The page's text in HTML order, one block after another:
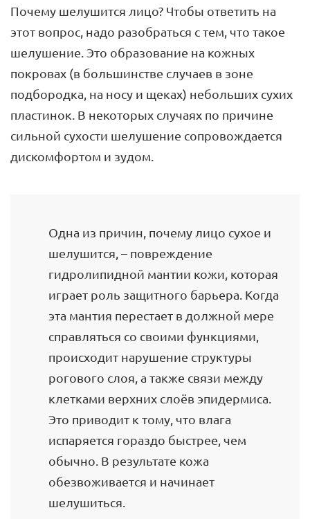
Почему шелушится лицо? Чтобы ответить на
этот вопрос, надо разобраться с тем, что такое
шелушение. Это образование на кожных
покровах (в большинстве случаев в зоне
подбородка, на носу и щеках) небольших сухих
пластинок. В некоторых случаях по причине
сильной сухости шелушение сопровождается
дискомфортом и зудом.
Одна из причин, почему лицо сухое и
шелушится, – повреждение
гидролипидной мантии кожи, которая
играет роль защитного барьера. Когда
эта мантия перестает в должной мере
справляться со своими функциями,
происходит нарушение структуры
рогового слоя, а также связи между
клетками верхних слоёв эпидермиса.
Это приводит к тому, что влага
испаряется гораздо быстрее, чем
обычно. В результате кожа
обезвоживается и начинает
шелушиться.